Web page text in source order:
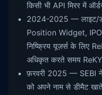
किसी भी API मिरर में
2024-2025 — लाइट/
Position Widget, IPO
निष्क्रिय यूज़र्स के लिए
अधिकृत करते समय
फ़रवरी 2025 — SEBI
को अपने नाम से डीमैट